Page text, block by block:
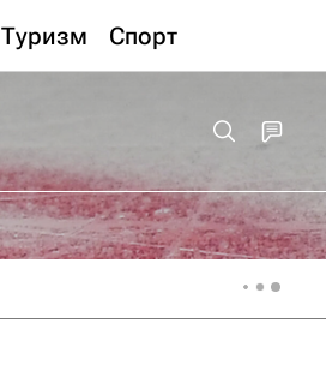
Туризм Спорт